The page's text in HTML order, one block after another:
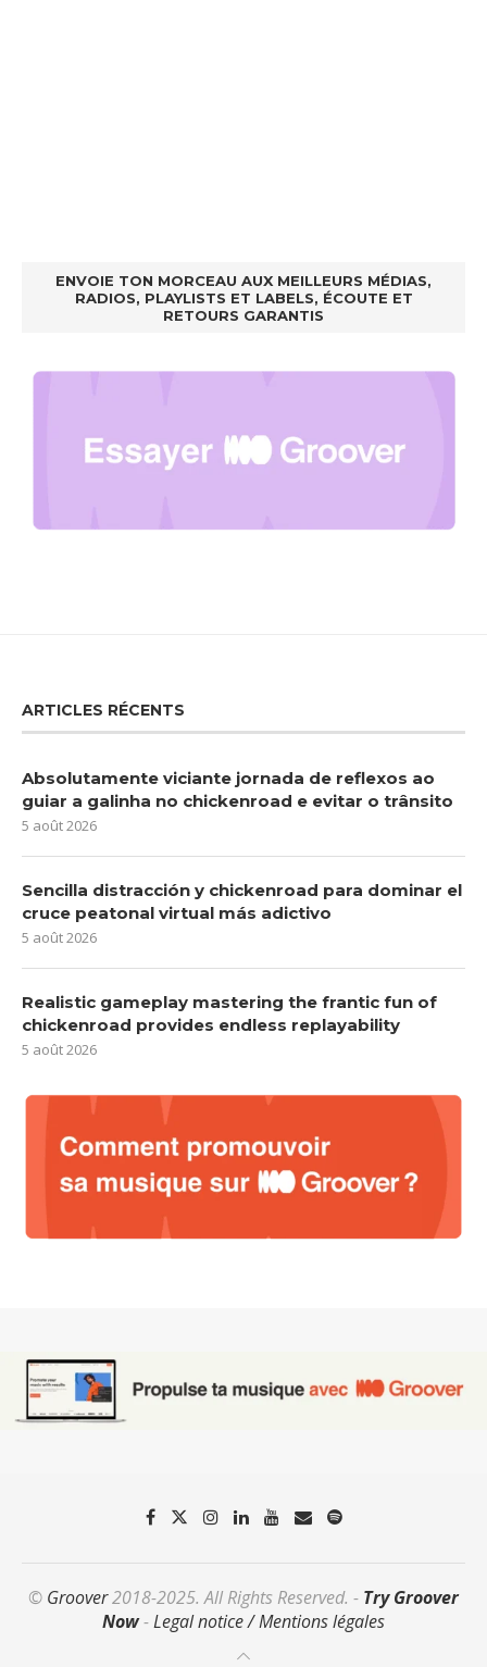
ENVOIE TON MORCEAU AUX MEILLEURS MÉDIAS,
RADIOS, PLAYLISTS ET LABELS, ÉCOUTE ET
RETOURS GARANTIS
ARTICLES RÉCENTS
Absolutamente viciante jornada de reflexos ao
guiar a galinha no chickenroad e evitar o trânsito
5 août 2026
Sencilla distracción y chickenroad para dominar el
cruce peatonal virtual más adictivo
5 août 2026
Realistic gameplay mastering the frantic fun of
chickenroad provides endless replayability
5 août 2026
© Groover2018-2025. All Rights Reserved. - Try Groover
Now-Legal notice / Mentions légales